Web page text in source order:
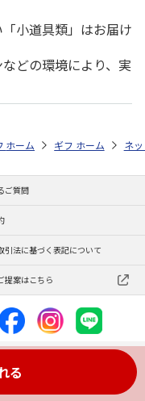
小道具類」はお届け
どの環境により、実
る
集 2026 うなぎ・魚・海鮮
元・夏ギフト特集 2026
トストア お中元・夏ギフト
ホーム ギフトストア お
ホーム ネ
ご質問
引法に基づく表記について
提案はこちら